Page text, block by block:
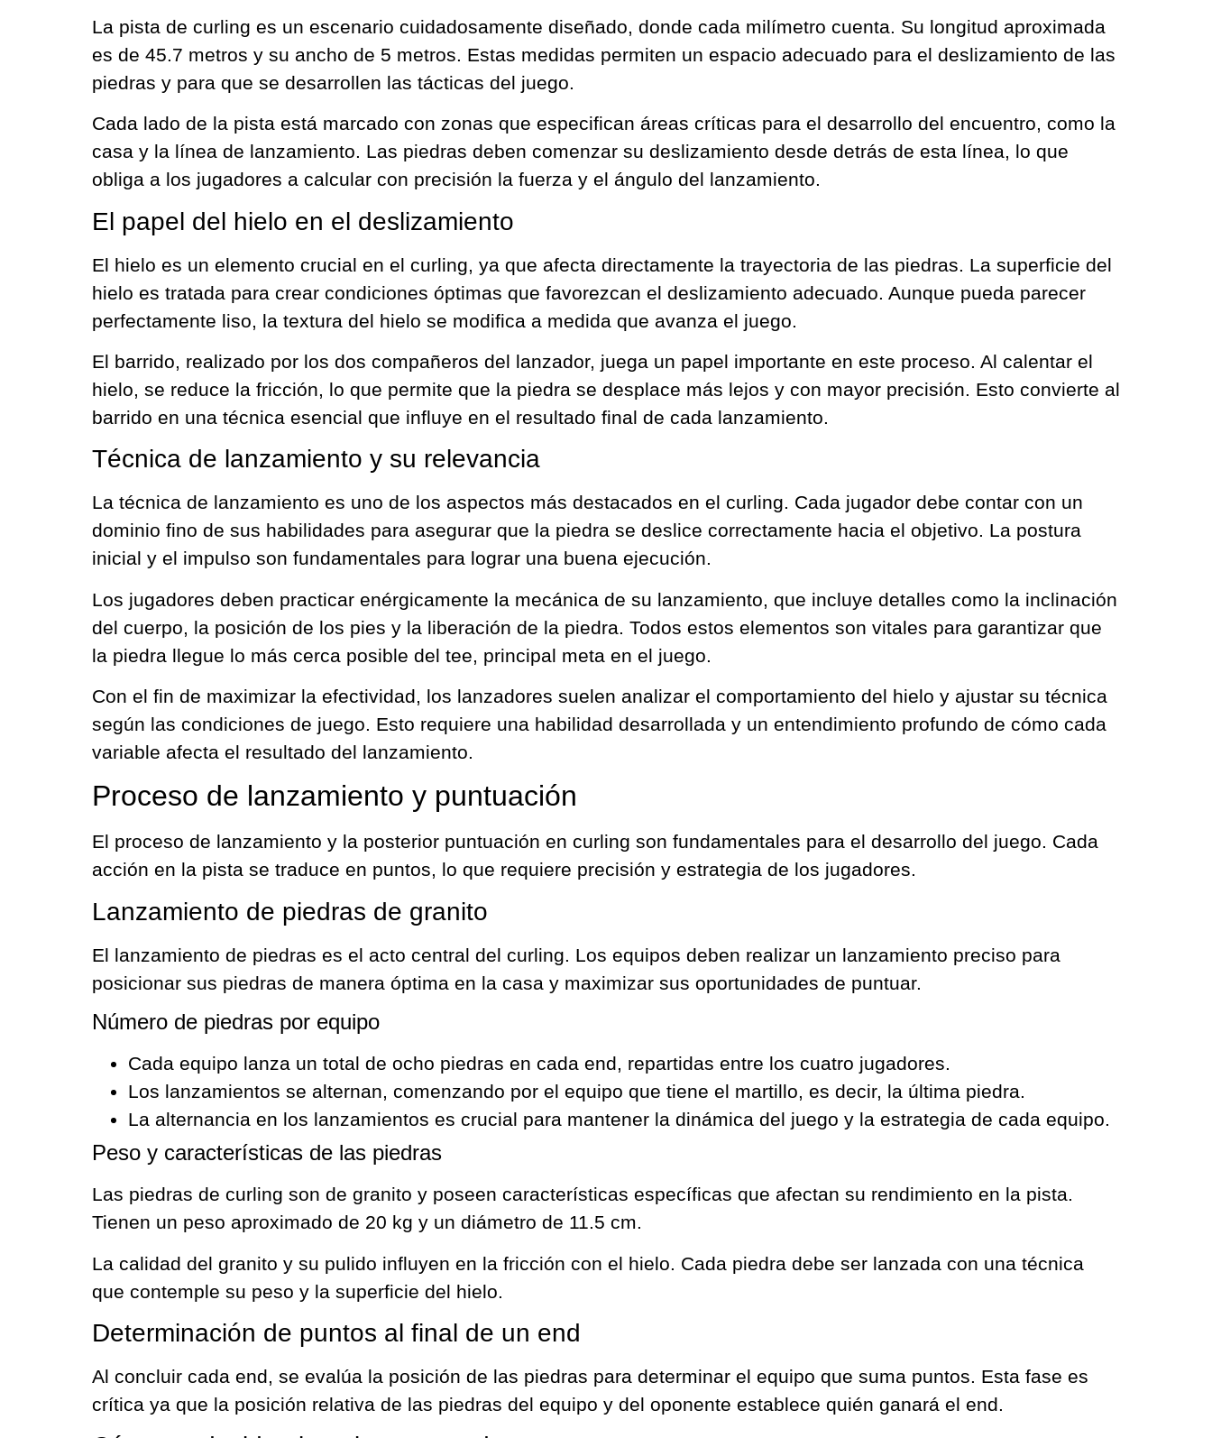
La pista de curling es un escenario cuidadosamente diseñado, donde cada milímetro cuenta. Su longitud aproximada
es de 45.7 metros y su ancho de 5 metros. Estas medidas permiten un espacio adecuado para el deslizamiento de las
piedras y para que se desarrollen las tácticas del juego.
Cada lado de la pista está marcado con zonas que especifican áreas críticas para el desarrollo del encuentro, como la
casa y la línea de lanzamiento. Las piedras deben comenzar su deslizamiento desde detrás de esta línea, lo que
obliga a los jugadores a calcular con precisión la fuerza y el ángulo del lanzamiento.
El papel del hielo en el deslizamiento
El hielo es un elemento crucial en el curling, ya que afecta directamente la trayectoria de las piedras. La superficie del
hielo es tratada para crear condiciones óptimas que favorezcan el deslizamiento adecuado. Aunque pueda parecer
perfectamente liso, la textura del hielo se modifica a medida que avanza el juego.
El barrido, realizado por los dos compañeros del lanzador, juega un papel importante en este proceso. Al calentar el
hielo, se reduce la fricción, lo que permite que la piedra se desplace más lejos y con mayor precisión. Esto convierte al
barrido en una técnica esencial que influye en el resultado final de cada lanzamiento.
Técnica de lanzamiento y su relevancia
La técnica de lanzamiento es uno de los aspectos más destacados en el curling. Cada jugador debe contar con un
dominio fino de sus habilidades para asegurar que la piedra se deslice correctamente hacia el objetivo. La postura
inicial y el impulso son fundamentales para lograr una buena ejecución.
Los jugadores deben practicar enérgicamente la mecánica de su lanzamiento, que incluye detalles como la inclinación
del cuerpo, la posición de los pies y la liberación de la piedra. Todos estos elementos son vitales para garantizar que
la piedra llegue lo más cerca posible del tee, principal meta en el juego.
Con el fin de maximizar la efectividad, los lanzadores suelen analizar el comportamiento del hielo y ajustar su técnica
según las condiciones de juego. Esto requiere una habilidad desarrollada y un entendimiento profundo de cómo cada
variable afecta el resultado del lanzamiento.
Proceso de lanzamiento y puntuación
El proceso de lanzamiento y la posterior puntuación en curling son fundamentales para el desarrollo del juego. Cada
acción en la pista se traduce en puntos, lo que requiere precisión y estrategia de los jugadores.
Lanzamiento de piedras de granito
El lanzamiento de piedras es el acto central del curling. Los equipos deben realizar un lanzamiento preciso para
posicionar sus piedras de manera óptima en la casa y maximizar sus oportunidades de puntuar.
Número de piedras por equipo
Cada equipo lanza un total de ocho piedras en cada end, repartidas entre los cuatro jugadores.
Los lanzamientos se alternan, comenzando por el equipo que tiene el martillo, es decir, la última piedra.
La alternancia en los lanzamientos es crucial para mantener la dinámica del juego y la estrategia de cada equipo.
Peso y características de las piedras
Las piedras de curling son de granito y poseen características específicas que afectan su rendimiento en la pista.
Tienen un peso aproximado de 20 kg y un diámetro de 11.5 cm.
La calidad del granito y su pulido influyen en la fricción con el hielo. Cada piedra debe ser lanzada con una técnica
que contemple su peso y la superficie del hielo.
Determinación de puntos al final de un end
Al concluir cada end, se evalúa la posición de las piedras para determinar el equipo que suma puntos. Esta fase es
crítica ya que la posición relativa de las piedras del equipo y del oponente establece quién ganará el end.